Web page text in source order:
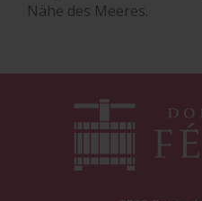
Nähe des Meeres.